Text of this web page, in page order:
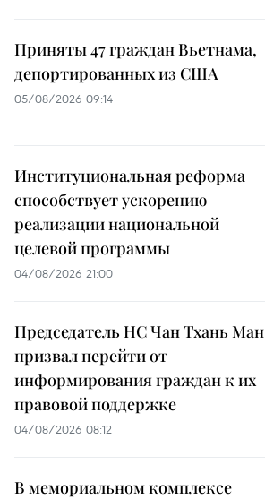
Приняты 47 граждан Вьетнама,
депортированных из США
05/08/2026 09:14
Институциональная реформа
способствует ускорению
реализации национальной
целевой программы
04/08/2026 21:00
Председатель НС Чан Тхань Ман
призвал перейти от
информирования граждан к их
правовой поддержке
04/08/2026 08:12
В мемориальном комплексе